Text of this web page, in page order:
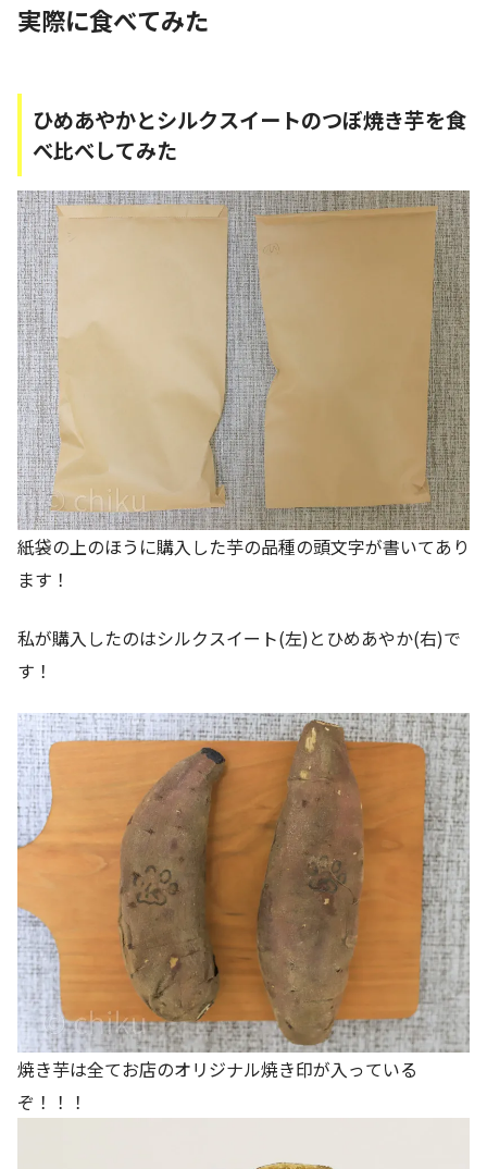
実際に食べてみた
ひめあやかとシルクスイートのつぼ焼き芋を食
べ比べしてみた
紙袋の上のほうに購入した芋の品種の頭文字が書いてあり
ます！
私が購入したのはシルクスイート(左)とひめあやか(右)で
す！
焼き芋は全てお店のオリジナル焼き印が入っている
ぞ！！！